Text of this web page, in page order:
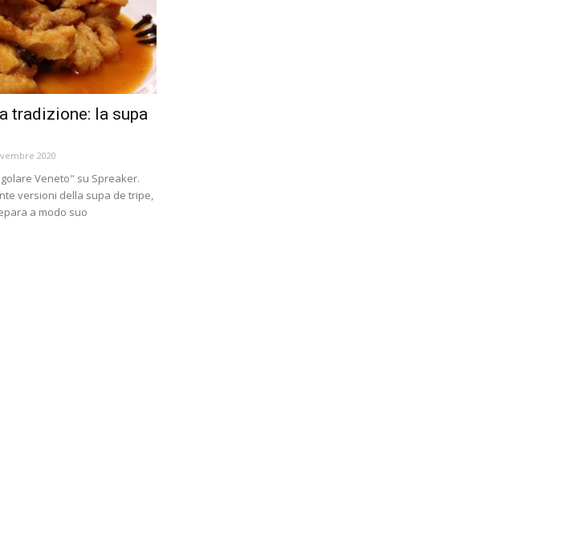
tradizione: la supa
2020
Veneto" su Spreaker.
versioni della supa de tripe,
a modo suo